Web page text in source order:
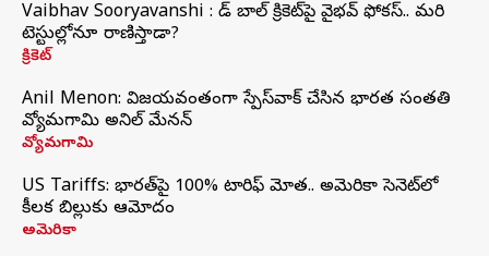
Vaibhav Sooryavanshi : రెడ్ బాల్ క్రికెట్‌పై వైభవ్ ఫోకస్.. మరి
టెస్టుల్లోనూ రాణిస్తాడా?
క్రికెట్
Anil Menon: విజయవంతంగా స్పేస్‌వాక్‌ చేసిన భారత సంతతి
వ్యోమగామి అనిల్‌ మేనన్
వ్యోమగామి
US Tariffs: భారత్‌పై 100% టారిఫ్‌ మోత.. అమెరికా సెనెట్‌లో
కీలక బిల్లుకు ఆమోదం
అమెరికా